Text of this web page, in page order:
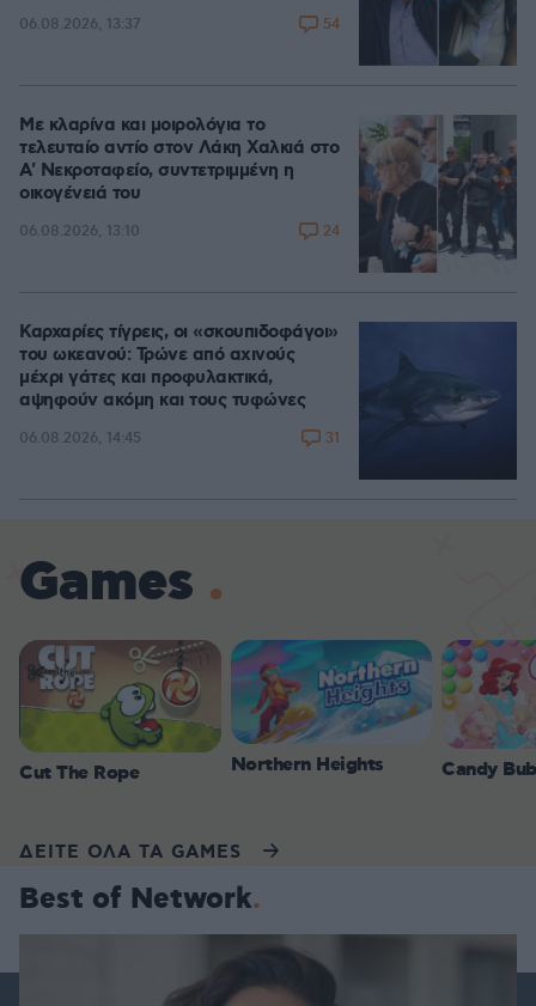
06.08.2026, 13:37 54
Με κλαρίνα και μοιρολόγια το
τελευταίο αντίο στον Λάκη Χαλκιά στο
A' Νεκροταφείο, συντετριμμένη η
οικογένειά του
06.08.2026, 13:10 24
Καρχαρίες τίγρεις, οι «σκουπιδοφάγοι»
του ωκεανού: Τρώνε από αχινούς
μέχρι γάτες και προφυλακτικά,
αψηφούν ακόμη και τους τυφώνες
06.08.2026, 14:45 31
Games
Cut The Rope Northern Heights Candy
ΔΕΙΤΕ ΟΛΑ ΤΑ GAMES
Best of Network